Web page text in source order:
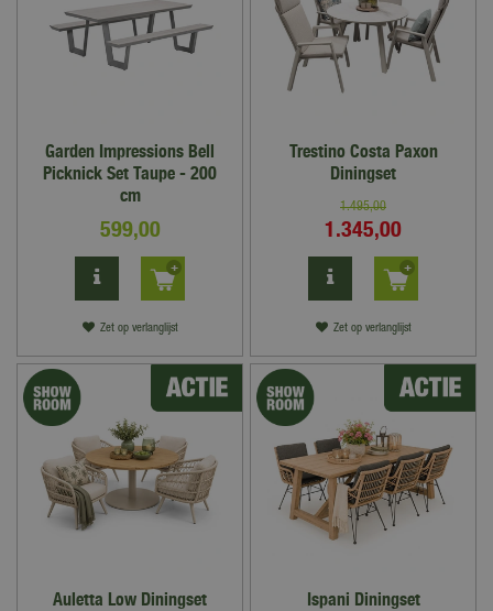
Garden Impressions Bell
Picknick Set Taupe - 200
cm
599,00
Zet op verlanglijst
Trestino Costa Paxon
Diningset
1.495,00
1.345,00
Zet op verlanglijst
Auletta Low Diningset Ispani Diningset